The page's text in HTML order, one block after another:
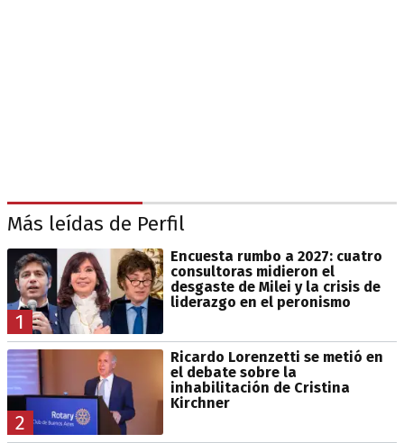
Más leídas de Perfil
1
Encuesta rumbo a 2027: cuatro
consultoras midieron el
desgaste de Milei y la crisis de
liderazgo en el peronismo
2
Ricardo Lorenzetti se metió en
el debate sobre la
inhabilitación de Cristina
Kirchner